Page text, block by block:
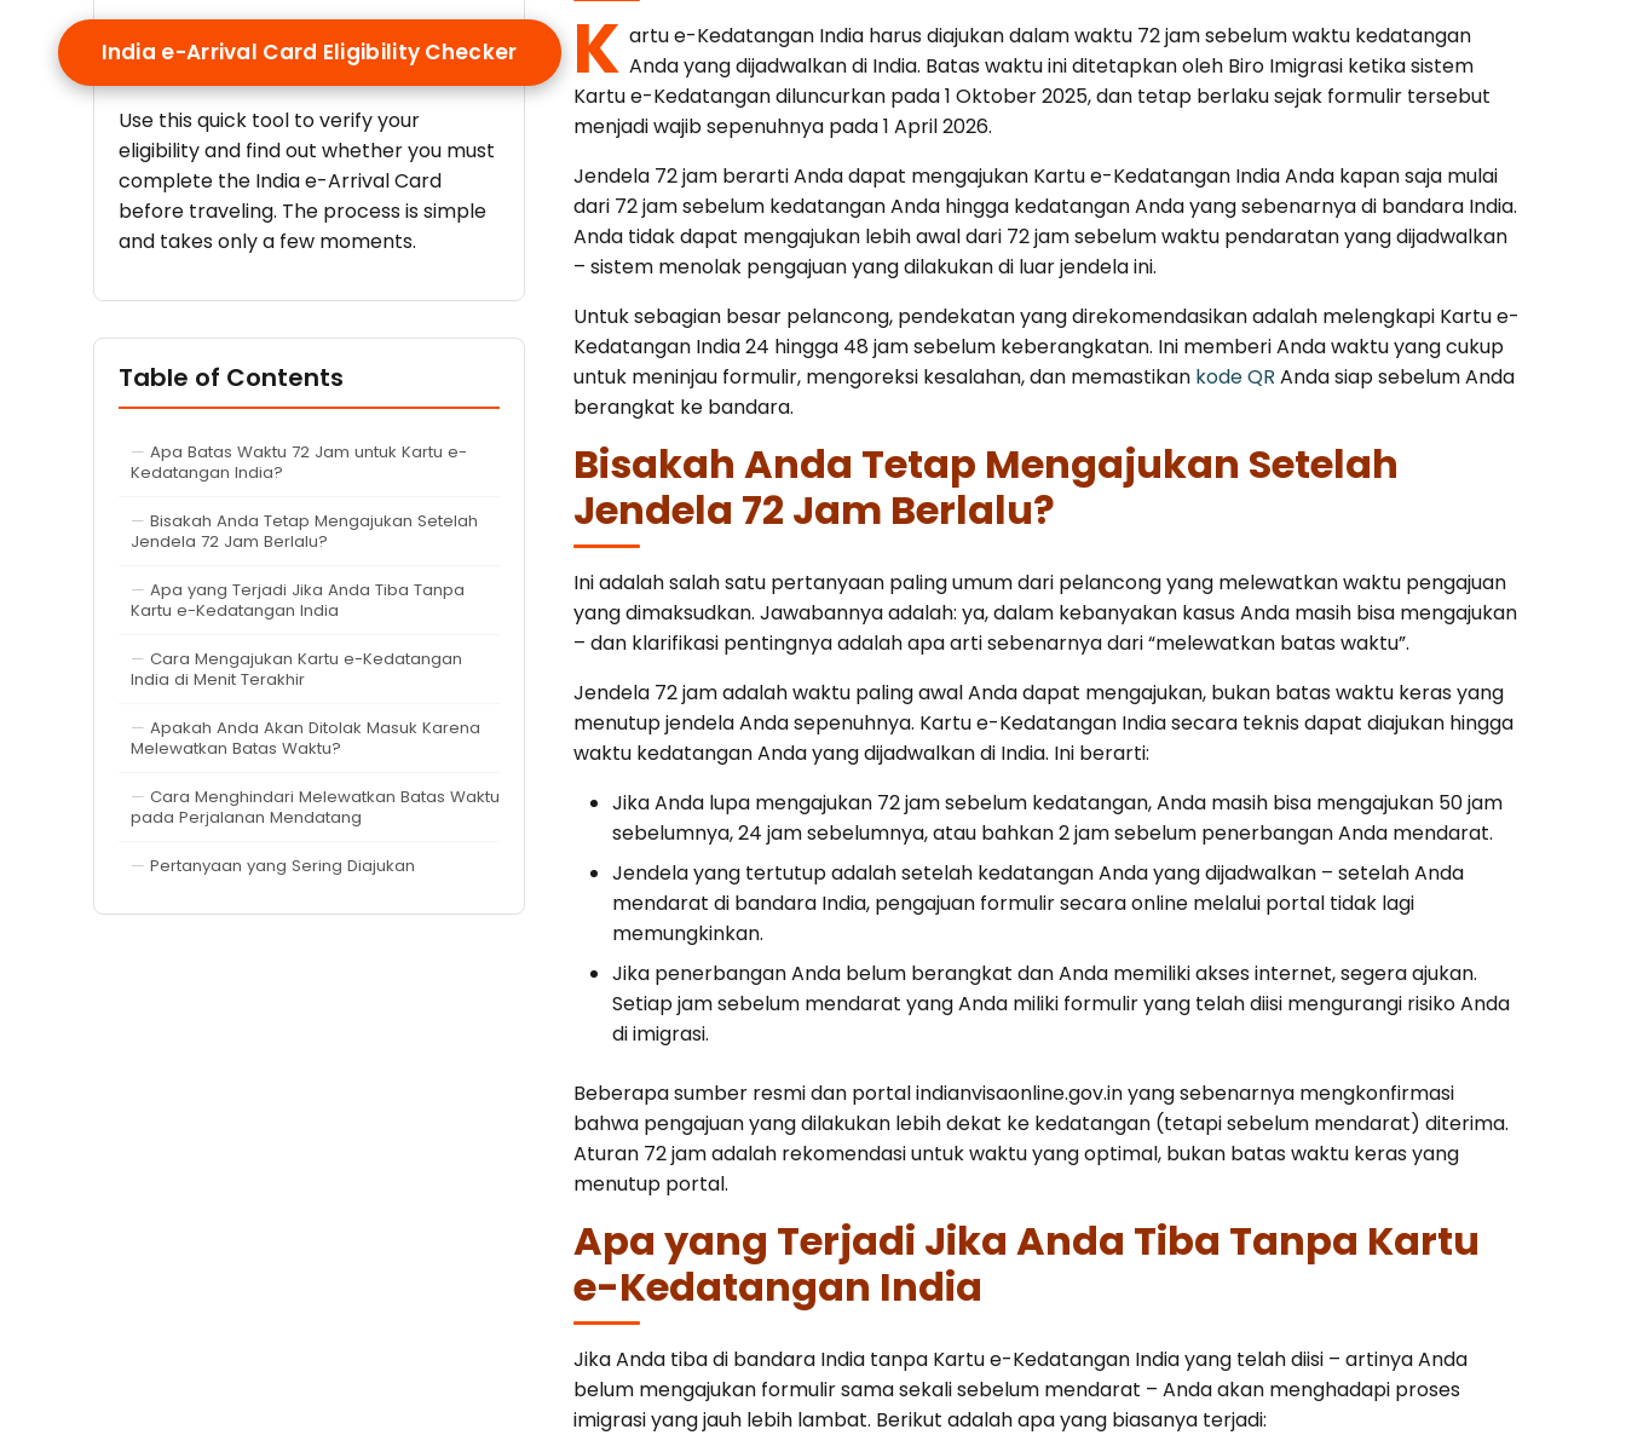
K artu e-Kedatangan India harus diajukan dalam waktu 72 jam sebelum waktu kedatangan
Anda yang dijadwalkan di India. Batas waktu ini ditetapkan oleh Biro Imigrasi ketika sistem
Kartu e-Kedatangan diluncurkan pada 1 Oktober 2025, dan tetap berlaku sejak formulir tersebut
menjadi wajib sepenuhnya pada 1 April 2026.
Jendela 72 jam berarti Anda dapat mengajukan Kartu e-Kedatangan India Anda kapan saja mulai
dari 72 jam sebelum kedatangan Anda hingga kedatangan Anda yang sebenarnya di bandara India.
Anda tidak dapat mengajukan lebih awal dari 72 jam sebelum waktu pendaratan yang dijadwalkan
– sistem menolak pengajuan yang dilakukan di luar jendela ini.
Untuk sebagian besar pelancong, pendekatan yang direkomendasikan adalah melengkapi Kartu e-
Kedatangan India 24 hingga 48 jam sebelum keberangkatan. Ini memberi Anda waktu yang cukup
untuk meninjau formulir, mengoreksi kesalahan, dan memastikan kode QR Anda siap sebelum Anda
berangkat ke bandara.
Bisakah Anda Tetap Mengajukan Setelah
Jendela 72 Jam Berlalu?
Ini adalah salah satu pertanyaan paling umum dari pelancong yang melewatkan waktu pengajuan
yang dimaksudkan. Jawabannya adalah: ya, dalam kebanyakan kasus Anda masih bisa mengajukan
– dan klarifikasi pentingnya adalah apa arti sebenarnya dari “melewatkan batas waktu”.
Jendela 72 jam adalah waktu paling awal Anda dapat mengajukan, bukan batas waktu keras yang
menutup jendela Anda sepenuhnya. Kartu e-Kedatangan India secara teknis dapat diajukan hingga
waktu kedatangan Anda yang dijadwalkan di India. Ini berarti:
Jika Anda lupa mengajukan 72 jam sebelum kedatangan, Anda masih bisa mengajukan 50 jam
sebelumnya, 24 jam sebelumnya, atau bahkan 2 jam sebelum penerbangan Anda mendarat.
Jendela yang tertutup adalah setelah kedatangan Anda yang dijadwalkan – setelah Anda
mendarat di bandara India, pengajuan formulir secara online melalui portal tidak lagi
memungkinkan.
Jika penerbangan Anda belum berangkat dan Anda memiliki akses internet, segera ajukan.
Setiap jam sebelum mendarat yang Anda miliki formulir yang telah diisi mengurangi risiko Anda
di imigrasi.
Beberapa sumber resmi dan portal indianvisaonline.gov.in yang sebenarnya mengkonfirmasi
bahwa pengajuan yang dilakukan lebih dekat ke kedatangan (tetapi sebelum mendarat) diterima.
Aturan 72 jam adalah rekomendasi untuk waktu yang optimal, bukan batas waktu keras yang
menutup portal.
Apa yang Terjadi Jika Anda Tiba Tanpa Kartu
e-Kedatangan India
Jika Anda tiba di bandara India tanpa Kartu e-Kedatangan India yang telah diisi – artinya Anda
belum mengajukan formulir sama sekali sebelum mendarat – Anda akan menghadapi proses
imigrasi yang jauh lebih lambat. Berikut adalah apa yang biasanya terjadi:
India e-Arrival Card Eligibility Checker
Use this quick tool to verify your
eligibility and find out whether you must
complete the India e-Arrival Card
before traveling. The process is simple
and takes only a few moments.
Table of Contents
Apa Batas Waktu 72 Jam untuk Kartu e-
Kedatangan India?
Bisakah Anda Tetap Mengajukan Setelah
Jendela 72 Jam Berlalu?
Apa yang Terjadi Jika Anda Tiba Tanpa
Kartu e-Kedatangan India
Cara Mengajukan Kartu e-Kedatangan
India di Menit Terakhir
Apakah Anda Akan Ditolak Masuk Karena
Melewatkan Batas Waktu?
Cara Menghindari Melewatkan Batas Waktu
pada Perjalanan Mendatang
Pertanyaan yang Sering Diajukan